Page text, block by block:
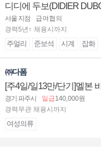
디디에 두보(DIDIER
서울 지점
급여협의
경력5년↑ 채용시까지
주얼리 준보석 시계 잡화
㈜다폼
[주4일/일13만/단기]멜본
경기 파주시 일급140,000원
경력무관 채용시까지
여성의류